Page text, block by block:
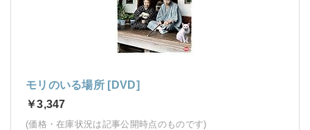
モリのいる場所 [DVD]
￥3,347
(価格・在庫状況は記事公開時点のものです)